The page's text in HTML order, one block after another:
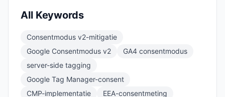
All Keywords
Consentmodus v2-mitigatie
Google Consentmodus v2
GA4 consentmodus
server-side tagging
Google Tag Manager-consent
CMP-implementatie
EEA-consentmeting